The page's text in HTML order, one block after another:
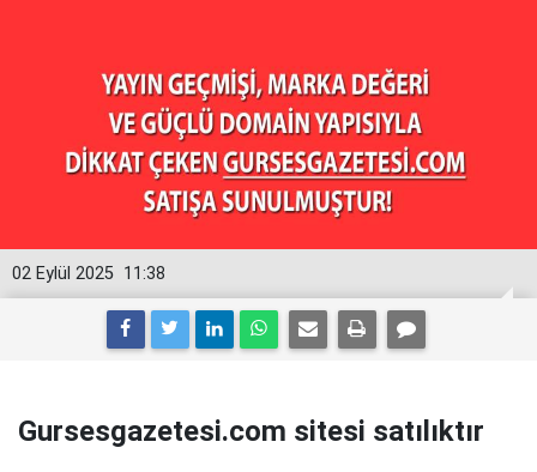
11:38
02 Eylül 2025
Gursesgazetesi.com sitesi satılıktır